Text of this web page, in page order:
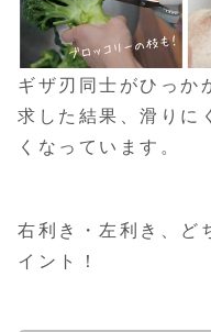
ギザ刃同士がひっか
求した結果、滑りに
くなっています。
右利き・左利き、ど
イント！